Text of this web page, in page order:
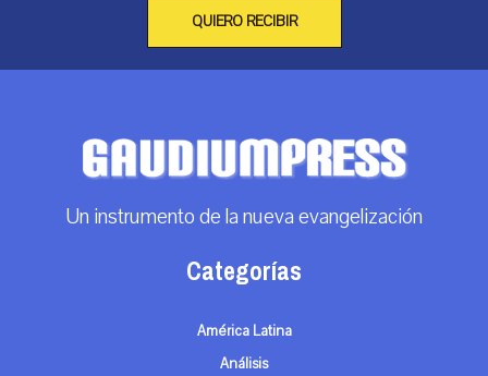
QUIERO RECIBIR
Un instrumento de la nueva evangelización
Categorías
América Latina
Análisis